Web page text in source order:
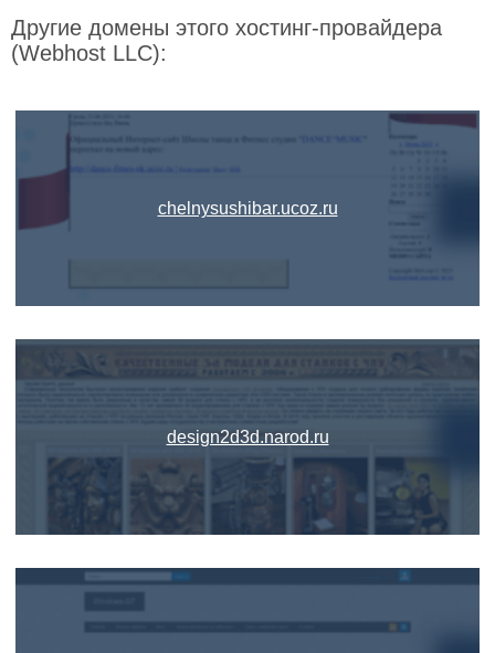
Другие домены этого хостинг-провайдера
(Webhost LLC):
chelnysushibar.ucoz.ru
design2d3d.narod.ru